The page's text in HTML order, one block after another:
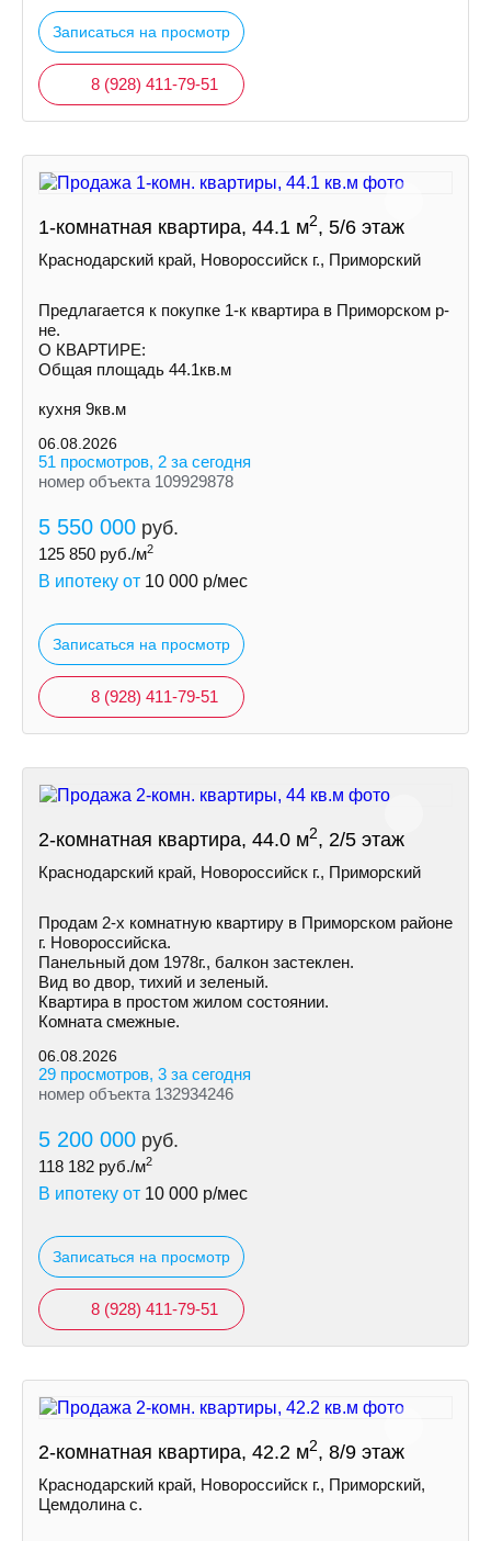
Записаться на просмотр
8 (928) 411-79-51
1-комнатная квартира, 44.1 м2, 5/6 этаж
Краснодарский край, Новороссийск г., Приморский
Предлагается к покупке 1-к квартира в Приморском р-
не.
О КВАРТИРЕ:
Общая площадь 44.1кв.м
кухня 9кв.м
06.08.2026
51 просмотров, 2 за сегодня
номер объекта 109929878
5 550 000 руб.
125 850 руб./м2
В ипотеку от 10 000 р/мес
Записаться на просмотр
8 (928) 411-79-51
2-комнатная квартира, 44.0 м2, 2/5 этаж
Краснодарский край, Новороссийск г., Приморский
Продам 2-х комнатную квартиру в Приморском районе
г. Новороссийска.
Панельный дом 1978г., балкон застеклен.
Вид во двор, тихий и зеленый.
Квартира в простом жилом состоянии.
Комната смежные.
06.08.2026
29 просмотров, 3 за сегодня
номер объекта 132934246
5 200 000 руб.
118 182 руб./м2
В ипотеку от 10 000 р/мес
Записаться на просмотр
8 (928) 411-79-51
2-комнатная квартира, 42.2 м2, 8/9 этаж
Краснодарский край, Новороссийск г., Приморский,
Цемдолина с.